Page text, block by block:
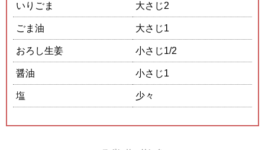
いりごま 大さじ2
ごま油 大さじ1
おろし生姜 小さじ1/2
醤油 小さじ1
塩 少々